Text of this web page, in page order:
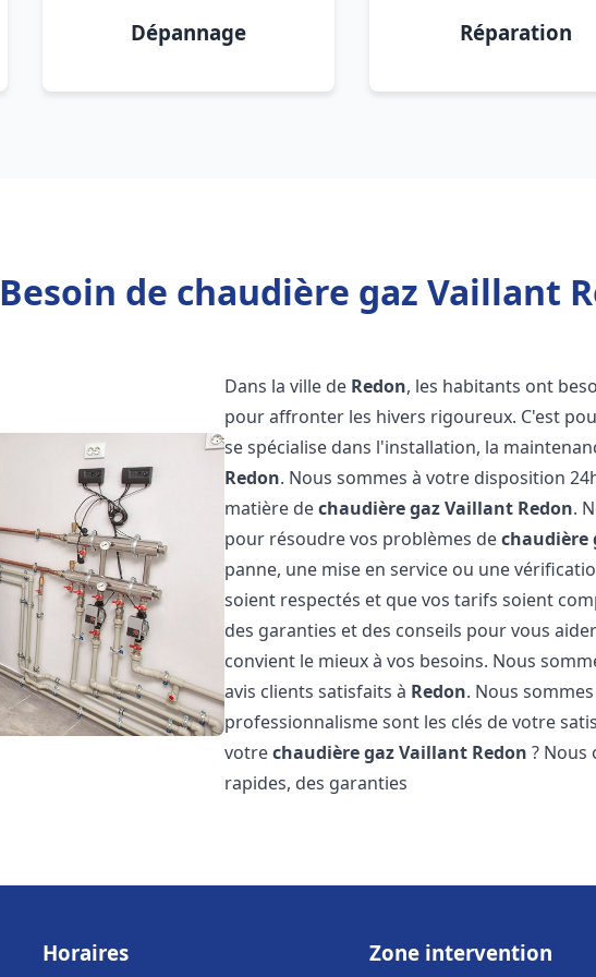
Dépannage Réparation
Besoin de chaudière gaz Vaillant
Dans la ville de Redon, les habitants ont
pour affronter les hivers rigoureux. C'est
se spécialise dans l'installation, la
Redon. Nous sommes à votre disposition
matière dechaudière gaz Vaillant Redon.
pour résoudre vos problèmes dechaudière
panne, une mise en service ou une
soient respectés et que vos tarifs soient
des garanties et des conseils pour vous
convient le mieux à vos besoins. Nous
avis clients satisfaits à Redon. Nous
professionnalisme sont les clés de votre
votrechaudière gaz Vaillant Redon ?
rapides, des garanties
Horaires Zone intervention